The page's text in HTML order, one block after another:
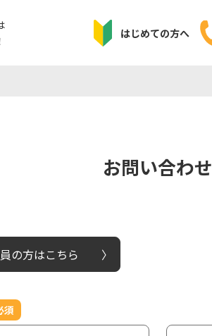
はじめての方へ
お問い合わせ
の方はこちら
須